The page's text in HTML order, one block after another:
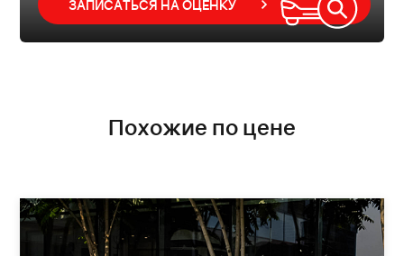
ЗАПИСАТЬСЯ НА ОЦЕНКУ
Похожие по цене